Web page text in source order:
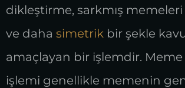
dikleştirme, sarkmış memeleri
ve daha simetrik bir şekle
amaçlayan bir işlemdir.
işlemi genellikle memenin